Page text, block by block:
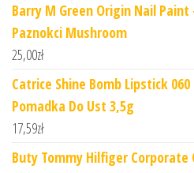
Barry M Green Origin Nail Paint
Paznokci Mushroom
25,00zł
Catrice Shine Bomb Lipstick 060
Pomadka Do Ust 3,5g
17,59zł
Buty Tommy Hilfiger Corporate